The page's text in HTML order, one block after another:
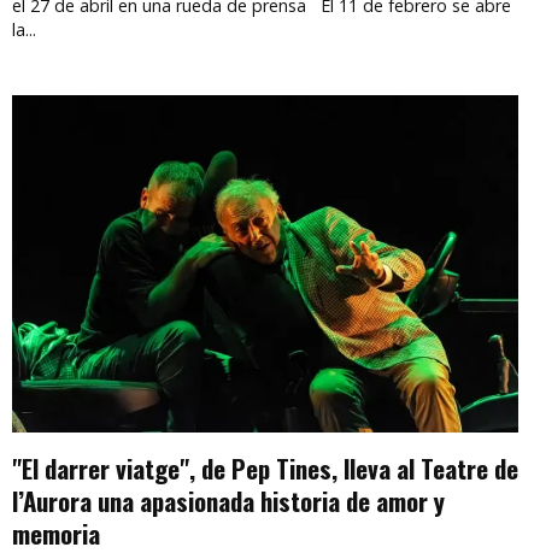
el 27 de abril en una rueda de prensa El 11 de febrero se abre
la...
"El darrer viatge", de Pep Tines, lleva al Teatre de
l’Aurora una apasionada historia de amor y
memoria